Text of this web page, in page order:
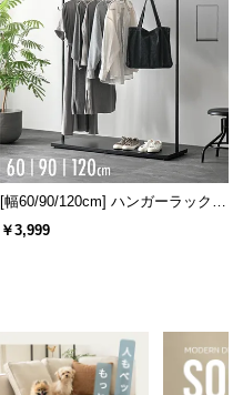
[幅60/90/120cm] ハンガーラック
スチール 4段階高さ調節 サイドフ
ック オープンラック シンプル
￥3,999